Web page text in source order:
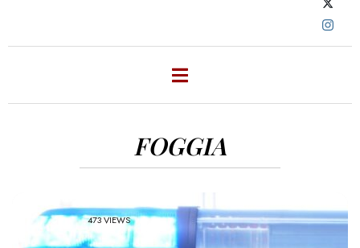
FOGGIA
473 VIEWS